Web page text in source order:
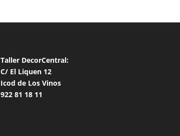
Taller DecorCentral:
C/ El Liquen 12
Icod de Los Vinos
922 81 18 11